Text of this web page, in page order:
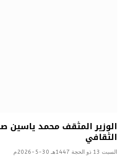
الوزير المثقف محمد ياسين
الثقافي
السبت 13 ذو الحجة 1447هـ 30-5-2026م